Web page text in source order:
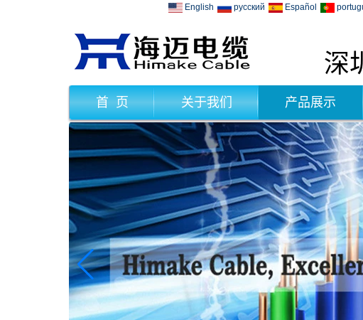
English русский Español
深
首 页 关于我们 产品展示